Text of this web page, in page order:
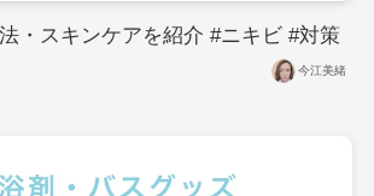
・スキンケアを紹介 #ニキビ #対策
今江美緒